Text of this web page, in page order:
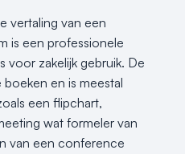
vertaling van een
is een professionele
voor zakelijk gebruik. De
en is meestal
een flipchart,
wat formeler van
van een conference